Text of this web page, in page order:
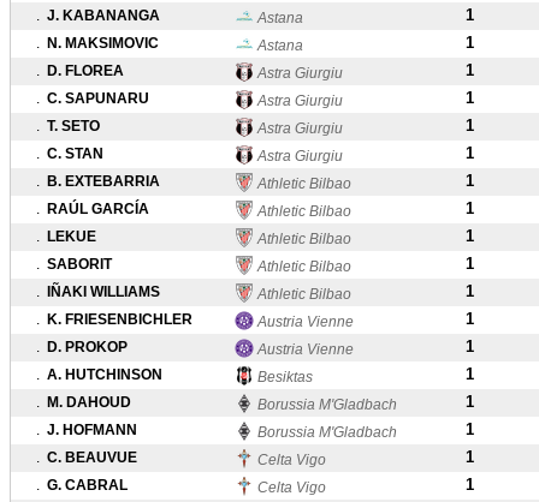
. J. KABANANGA Astana 1
. N. MAKSIMOVIC Astana 1
. D. FLOREA Astra Giurgiu 1
. C. SAPUNARU Astra Giurgiu 1
. T. SETO Astra Giurgiu 1
. C. STAN Astra Giurgiu 1
. B. EXTEBARRIA Athletic Bilbao 1
. RAÚL GARCÍA Athletic Bilbao 1
. LEKUE Athletic Bilbao 1
. SABORIT Athletic Bilbao 1
. IÑAKI WILLIAMS Athletic Bilbao 1
. K. FRIESENBICHLER Austria Vienne 1
. D. PROKOP Austria Vienne 1
. A. HUTCHINSON Besiktas 1
. M. DAHOUD Borussia M'Gladbach 1
. J. HOFMANN Borussia M'Gladbach 1
. C. BEAUVUE Celta Vigo 1
. G. CABRAL Celta Vigo 1